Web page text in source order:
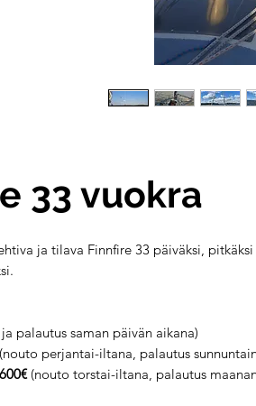
33 vuokra
ja tilava Finnfire 33 päiväksi,
palautus saman päivän aikana)
(nouto perjantai-iltana, palautus
(nouto torstai-iltana, palautus